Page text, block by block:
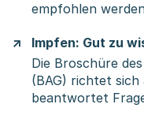
empfohlen
Impfen: Gut zu
Die Broschüre
(BAG) richtet sich
beantwortet